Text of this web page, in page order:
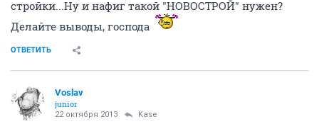
стройки...Ну и нафиг такой "НОВОСТРОЙ" нужен?
Делайте выводы, господа
ОТВЕТИТЬ
Voslav
junior
22 октября 2013 Kase